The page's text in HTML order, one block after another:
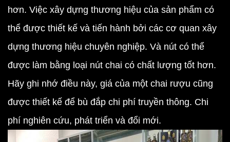
hơn. Việc xây dựng thương hiệu của sản phẩm có
thể được thiết kế và tiến hành bởi các cơ quan xây
dựng thương hiệu chuyên nghiệp. Và nút có thể
được làm bằng loại nút chai có chất lượng tốt hơn.
Hãy ghi nhớ điều này, giá của một chai rượu cũng
được thiết kế để bù đắp chi phí truyền thông. Chi
phí nghiên cứu, phát triển và đổi mới.